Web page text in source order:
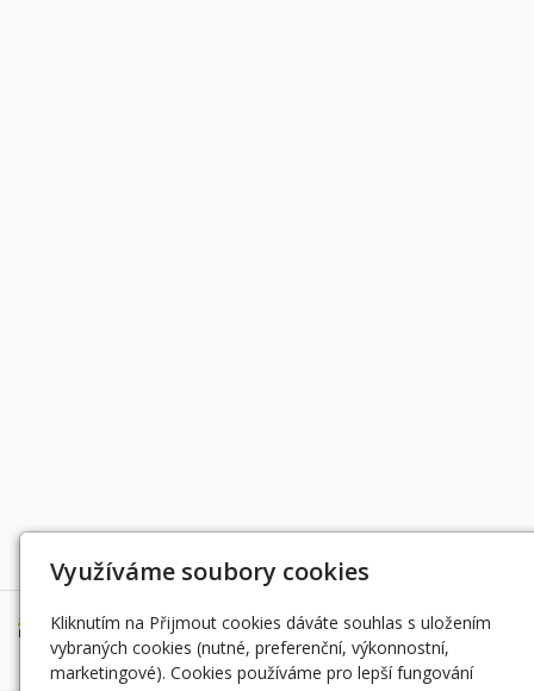
Děkujeme za podporu
Využíváme soubory cookies
Kliknutím na Přijmout cookies dáváte souhlas s uložením
vybraných cookies (nutné, preferenční, výkonnostní,
marketingové). Cookies používáme pro lepší fungování